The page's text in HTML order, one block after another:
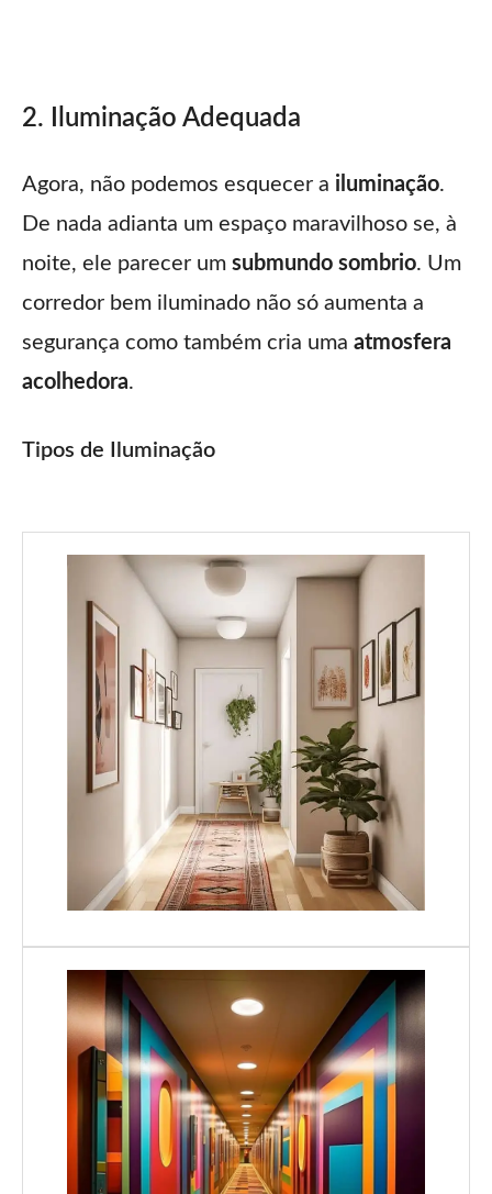
2. Iluminação Adequada
Agora, não podemos esquecer a iluminação.
De nada adianta um espaço maravilhoso se, à
noite, ele parecer um submundo sombrio. Um
corredor bem iluminado não só aumenta a
segurança como também cria uma atmosfera
acolhedora.
Tipos de Iluminação